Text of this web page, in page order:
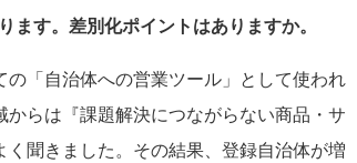
す。差別化ポイントはありますか。
「自治体への営業ツール」として使われ
らは『課題解決につながらない商品・サ
聞きました。その結果、登録自治体が増